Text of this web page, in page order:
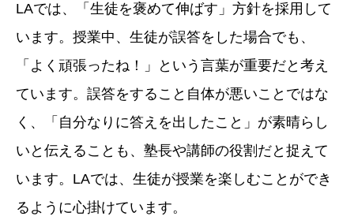
LAでは、「生徒を褒めて伸ばす」方針を採用して
います。授業中、生徒が誤答をした場合でも、
「よく頑張ったね！」という言葉が重要だと考え
ています。誤答をすること自体が悪いことではな
く、「自分なりに答えを出したこと」が素晴らし
いと伝えることも、塾長や講師の役割だと捉えて
います。LAでは、生徒が授業を楽しむことができ
るように心掛けています。